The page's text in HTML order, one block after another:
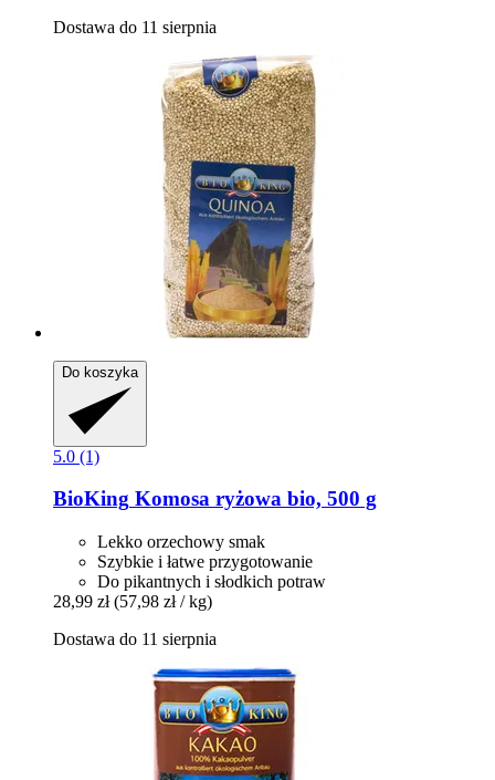
Dostawa do 11 sierpnia
Do koszyka
5.0 (1)
BioKing Komosa ryżowa bio, 500 g
Lekko orzechowy smak
Szybkie i łatwe przygotowanie
Do pikantnych i słodkich potraw
28,99 zł (57,98 zł / kg)
Dostawa do 11 sierpnia